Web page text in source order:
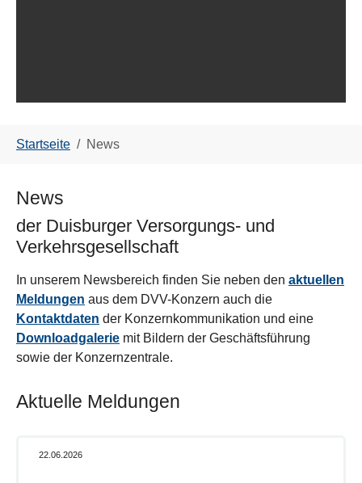
Startseite News
News
der Duisburger Versorgungs- und
Verkehrsgesellschaft
In unserem Newsbereich finden Sie neben den aktuellen
Meldungen aus dem DVV-Konzern auch die
Kontaktdaten der Konzernkommunikation und eine
Downloadgalerie mit Bildern der Geschäftsführung
sowie der Konzernzentrale.
Aktuelle Meldungen
22.06.2026